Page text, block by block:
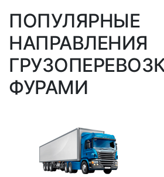
ПОПУЛЯРНЫЕ
НАПРАВЛЕНИЯ
ФУРАМИ